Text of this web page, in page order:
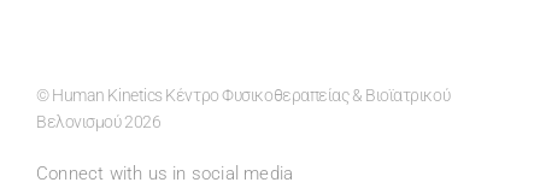
© Human Kinetics Κέντρο Φυσικοθεραπείας & Βιοϊατρικού
Βελονισμού 2026
Connect with us in social media